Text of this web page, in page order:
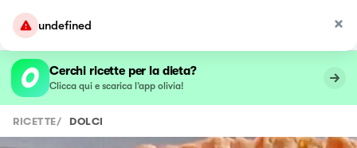
undefined
Cerchi ricette per la dieta?
Clicca qui e scarica l’app olivia!
RICETTE/ DOLCI